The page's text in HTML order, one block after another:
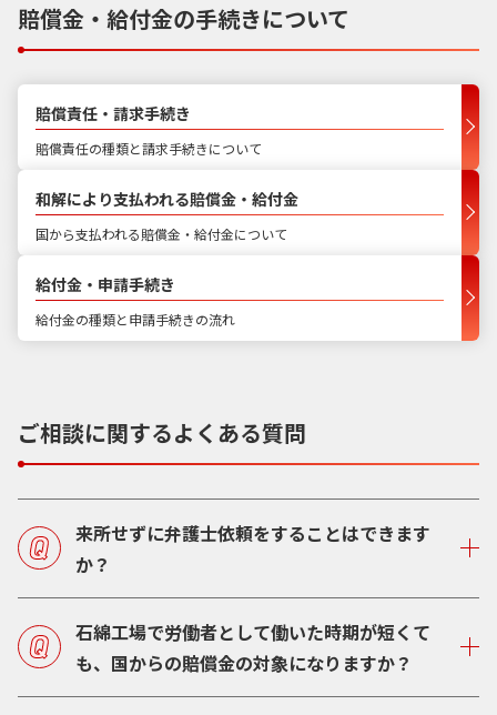
賠償金・給付金の手続きについて
賠償責任・請求手続き
賠償責任の種類と請求手続きについて
和解により支払われる賠償金・給付金
国から支払われる賠償金・給付金について
給付金・申請手続き
給付金の種類と申請手続きの流れ
ご相談に関するよくある質問
来所せずに弁護士依頼をすることはできます
か？
石綿工場で労働者として働いた時期が短くて
も、国からの賠償金の対象になりますか？